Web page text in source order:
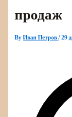
продаж
ByИван Петров/29